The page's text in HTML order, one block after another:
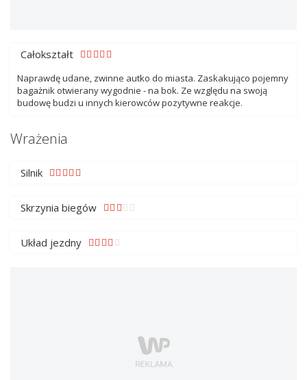
Całokształt
Naprawdę udane, zwinne autko do miasta. Zaskakująco pojemny
bagażnik otwierany wygodnie - na bok. Ze względu na swoją
budowę budzi u innych kierowców pozytywne reakcje.
Wrażenia
Silnik
Skrzynia biegów
Układ jezdny